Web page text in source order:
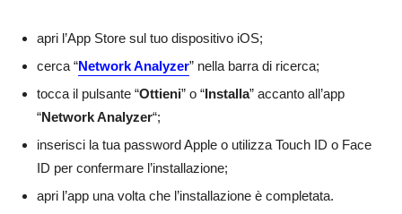
apri l’App Store sul tuo dispositivo iOS;
cerca “Network Analyzer” nella barra di ricerca;
tocca il pulsante “Ottieni” o “Installa” accanto all’app
“Network Analyzer“;
inserisci la tua password Apple o utilizza Touch ID o Face
ID per confermare l’installazione;
apri l’app una volta che l’installazione è completata.